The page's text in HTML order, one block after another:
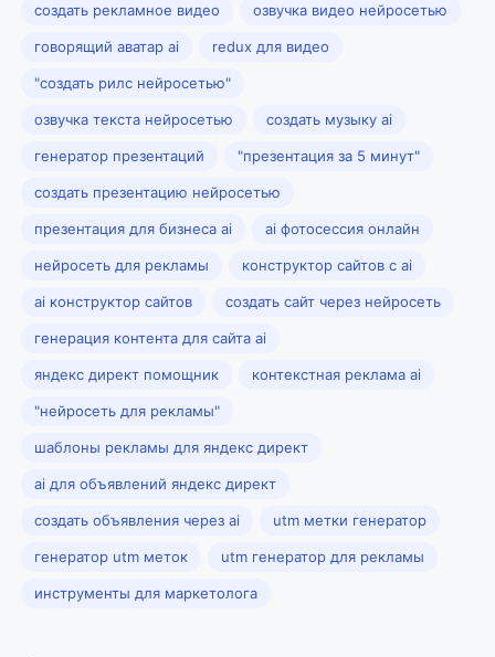
создать рекламное видео озвучка видео нейросетью
говорящий аватар ai redux для видео
"создать рилс нейросетью"
озвучка текста нейросетью создать музыку ai
генератор презентаций "презентация за 5 минут"
создать презентацию нейросетью
презентация для бизнеса ai ai фотосессия онлайн
нейросеть для рекламы конструктор сайтов с ai
ai конструктор сайтов создать сайт через нейросеть
генерация контента для сайта ai
яндекс директ помощник контекстная реклама ai
"нейросеть для рекламы"
шаблоны рекламы для яндекс директ
ai для объявлений яндекс директ
создать объявления через ai utm метки генератор
генератор utm меток utm генератор для рекламы
инструменты для маркетолога